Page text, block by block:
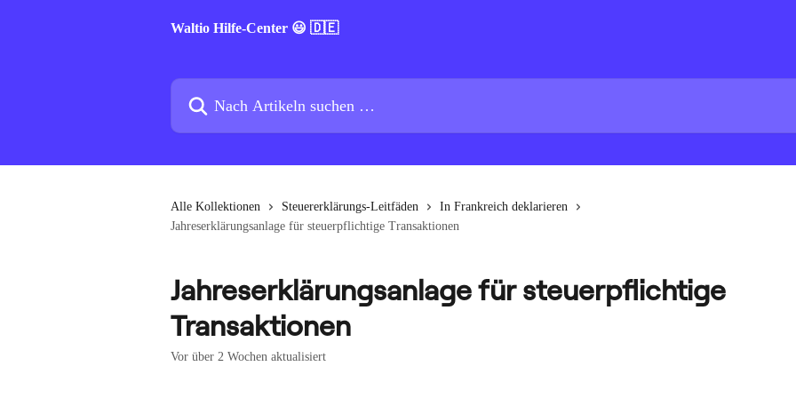
Waltio Hilfe-Center 😃 🇩🇪
Nach Artikeln suchen …
Alle Kollektionen Steuererklärungs-Leitfäden
In Frankreich deklarieren
Jahreserklärungsanlage für steuerpflichtige Transaktionen
Jahreserklärungsanlage für steuerpflichtige
Transaktionen
Vor über 2 Wochen aktualisiert